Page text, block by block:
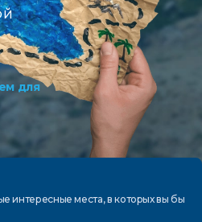
для
интересные места, в которыхвы бы